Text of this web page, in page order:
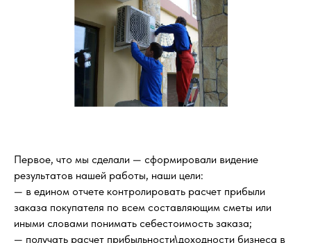
Первое, что мы сделали — сформировали видение
результатов нашей работы, наши цели:
— в едином отчете контролировать расчет прибыли
заказа покупателя по всем составляющим сметы или
иными словами понимать себестоимость заказа;
— получать расчет прибыльности\доходности бизнеса в